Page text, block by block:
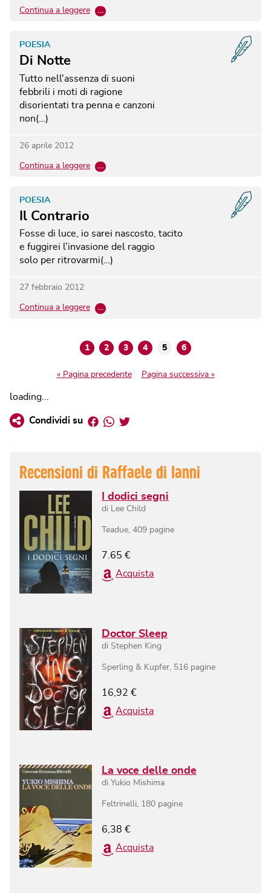
Continua a leggere …
Di Notte
POESIA
Tutto nell'assenza di suoni
febbrili i moti di ragione
disorientati tra penna e canzoni
non(…)
26 aprile 2012
Continua a leggere …
Il Contrario
POESIA
Fosse di luce, io sarei nascosto, tacito
e fuggirei l’invasione del raggio
solo per ritrovarmi(…)
27 febbraio 2012
Continua a leggere …
1 2 3 4 5 6
« Pagina precedente Pagina successiva »
loading...
Condividi su Facebook
Whatsapp
Twitter
Recensioni di Raffaele di Ianni
I dodici segni
di Lee Child
Teadue, 409 pagine
7.65 €
Acquista
Doctor Sleep
di Stephen King
Sperling & Kupfer, 516 pagine
16,92 €
Acquista
La voce delle onde
di Yukio Mishima
Feltrinelli, 180 pagine
6,38 €
Acquista